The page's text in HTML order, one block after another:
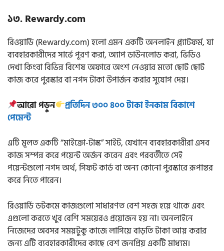
১৩. Rewardy.com
রিওয়ার্ডি (Rewardy.com) হলো এমন একটি অনলাইন প্ল্যাটফর্ম, যা
ব্যবহারকারীদের সার্ভে পূরণ করা, অ্যাপ ডাউনলোড করা, ভিডিও
দেখা কিংবা বিভিন্ন বিশেষ অফারে অংশ নেওয়ার মতো ছোট ছোট
কাজ করে পুরস্কার বা নগদ টাকা উপার্জন করার সুযোগ দেয়।
আরো পড়ুন
প্রতিদিন ৩০০ ৪০০ টাকা ইনকাম বিকাশে
পেমেন্ট
এটি মূলত একটি “মাইক্রো-টাস্ক” সাইট, যেখানে ব্যবহারকারীরা এসব
কাজ সম্পন্ন করে পয়েন্ট অর্জন করেন এবং পরবর্তীতে সেই
পয়েন্টগুলো নগদ অর্থ, গিফট কার্ড বা অন্য কোনো পুরস্কারে রূপান্তর
করে নিতে পারেন।
রিওয়ার্ডি ডটকমে কাজগুলো সাধারণত বেশ সহজ হয়ে থাকে এবং
এগুলো করতে খুব বেশি সময়েরও প্রয়োজন হয় না। অনলাইনে
নিজেদের অবসর সময়টুকু কাজে লাগিয়ে বাড়তি টাকা আয় করার
জন্য এটি ব্যবহারকারীদের কাছে বেশ জনপ্রিয় একটি মাধ্যম।